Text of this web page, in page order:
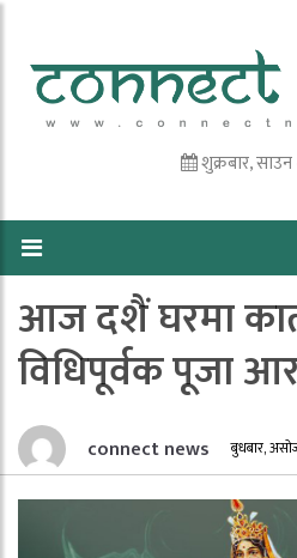
शुक्रबार,
आज दशैं घरमा
विधिपूर्वक पूजा
connect news बुधबार,